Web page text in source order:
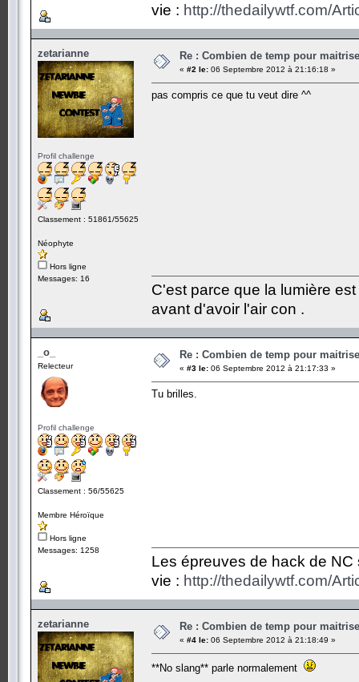
vie : http://thedailywtf.com/
zetarianne
Profil challenge
Classement : 51861/55625
Néophyte
Hors ligne
Messages: 16
Re : Combien de temp pour
« #2 le: 06 Septembre 2012 à 21:16:18 »
pas compris ce que tu veut dire ^^
C'est parce que la lumière
avant d'avoir l'air con .
_o_
Relecteur
Profil challenge
Classement : 56/55625
Membre Héroïque
Hors ligne
Messages: 1258
Re : Combien de temp pour
« #3 le: 06 Septembre 2012 à 21:17:33 »
Tu brilles.
Les épreuves de hack de
vie : http://thedailywtf.com/
zetarianne Re : Combien de temp pour
« #4 le: 06 Septembre 2012 à 21:18:49 »
**No slang** parle normalement